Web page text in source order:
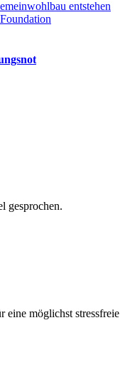
gesprochen.
möglichst stressfreie